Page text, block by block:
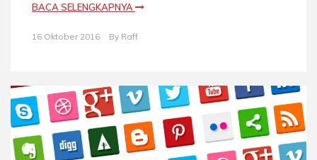
BACA SELENGKAPNYA
16 Oktober 2016 By Raff